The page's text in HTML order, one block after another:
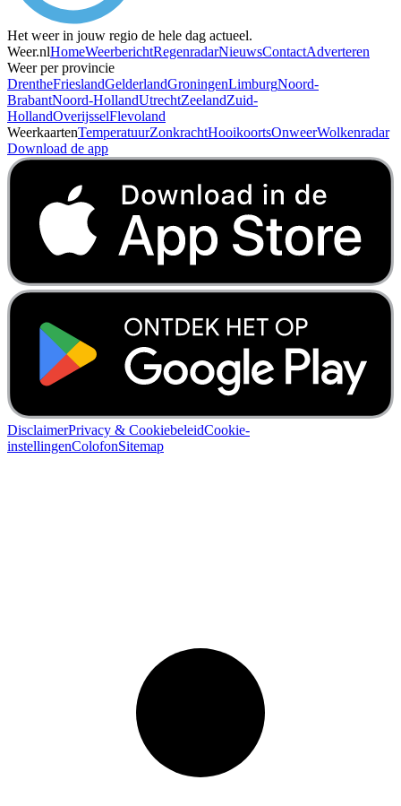
Het weer in jouw regio de hele dag actueel.
Weer.nlHomeWeerberichtRegenradarNieuwsContactAdverteren
Weer per provincie
DrentheFrieslandGelderlandGroningenLimburgNoord-
BrabantNoord-HollandUtrechtZeelandZuid-
HollandOverijsselFlevoland
WeerkaartenTemperatuurZonkrachtHooikoortsOnweerWolkenradar
Download de app
DisclaimerPrivacy & CookiebeleidCookie-
instellingenColofonSitemap